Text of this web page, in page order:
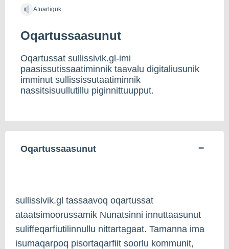
Atuartiguk
Oqartussaasunut
Oqartussat sullissivik.gl-imi
paasissutissaatiminnik taavalu digitaliusunik
imminut sullississutaatiminnik
nassitsisuullutillu piginnittuupput.
Oqartussaasunut
sullissivik.gl tassaavoq oqartussat
ataatsimoorussamik Nunatsinni innuttaasunut
suliffeqarfiutilinnullu nittartagaat. Tamanna ima
isumaqarpoq pisortaqarfiit soorlu kommunit,